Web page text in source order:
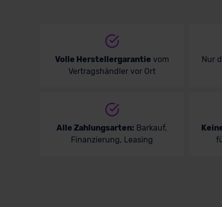
Volle Herstellergarantie vom
Vertragshändler vor Ort
Nur
Alle Zahlungsarten: Barkauf,
Finanzierung, Leasing